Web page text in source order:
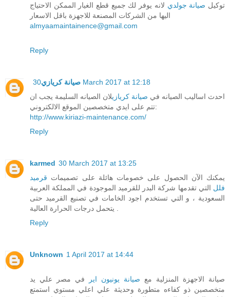
توكيل صيانة جولدي لانه يوفر لك جميع قطع الغيار الممكن الاحتياج
اليها من الشركات المصنعة للاجهزة باقل الاسعار
almyaamaintainence@gmail.com
Reply
صيانة كريازي 30 March 2017 at 12:18
احدث اساليب الصيانه في صيانة كريازيلان الصيانه السليمة يجب ان
تتم على ايدي متخصصين الموقع الالكتروني:
http://www.kiriazi-maintenance.com/
Reply
karmed 30 March 2017 at 13:25
يمكنك الآن الحصول على خصومات هائلة على تصميمات قرميد
فلل التي تقدمها شركة البدر للقرميد الموجودة في المملكة العربية
السعودية ، و التي تستخدم اجود الخامات في تصنيع القرميد حتى
Reply
Unknown 1 April 2017 at 14:44
صيانة الاجهزة المنزلية مع صيانة يونيون اير
في مصر علي يد
متخصصين ذو كفاءه متطورة وحديثة علي اعلي مستوي استمتع